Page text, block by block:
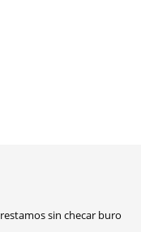
sin checar buro